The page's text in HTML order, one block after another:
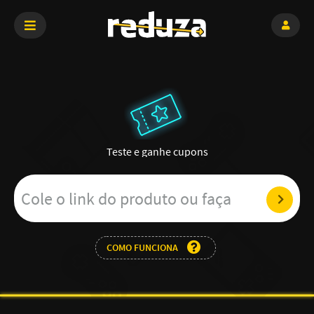
Compare preços
COMO FUNCIONA